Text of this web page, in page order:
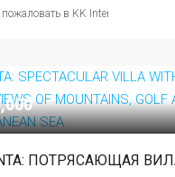
в KK International Estate